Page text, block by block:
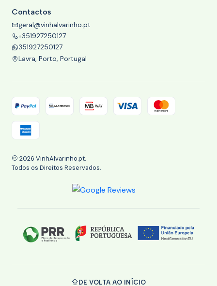
Contactos
geral@vinhalvarinho.pt
+351927250127
351927250127
Lavra, Porto, Portugal
2026 VinhAlvarinho.pt.
Todos os Direitos Reservados.
DE VOLTA AO INÍCIO